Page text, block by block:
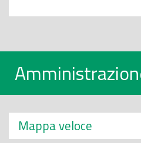
Mappa veloce